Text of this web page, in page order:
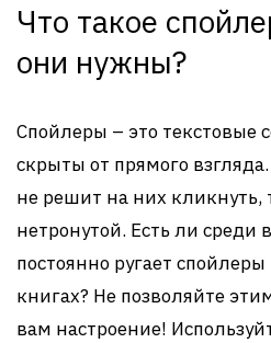
Что такое
они нужны?
Спойлеры – это текстовые
скрыты от прямого
не решит на них кликнуть,
нетронутой. Есть ли среди
постоянно ругает
книгах? Не позволяйте
вам настроение!